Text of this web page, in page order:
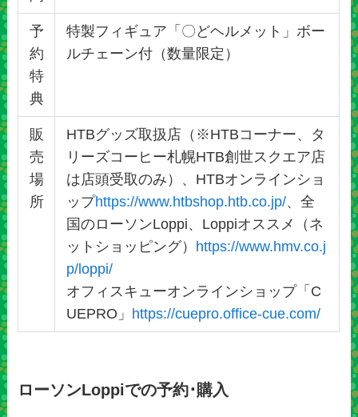
予
約
特
典
特製フィギュア「〇どヘルメット」ボー
ルチェーン付（数量限定）
販
売
場
所
HTBグッズ取扱店（※HTBコーナー、タ
リーズコーヒー札幌HTB創世スクエア店
は店頭受取のみ）、HTBオンラインショ
ップhttps://www.htbshop.htb.co.jp/、全
国のローソンLoppi、Loppiオススメ（ネ
ットショッピング） https://www.hmv.co.j
p/loppi/
オフィスキューオンラインショップ「C
UEPRO」 https://cuepro.office-cue.com/
ローソンLoppiでの予約･購入